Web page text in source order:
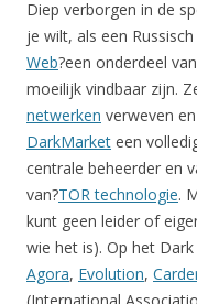
Diep verborgen in de
je wilt, als een Russisch
Web?een onderdeel
moeilijk vindbaar zijn.
netwerken verweven
DarkMarket een
centrale beheerder en
van?TOR technologie.
kunt geen leider of
wie het is). Op het
Agora, Evolution,